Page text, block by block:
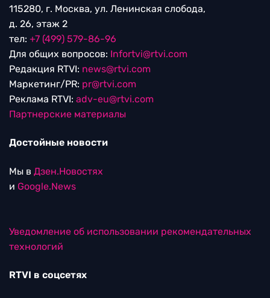
115280, г. Москва, ул. Ленинская слобода,
д. 26, этаж 2
тел: +7 (499) 579-86-96
Для общих вопросов: Infortvi@rtvi.com
Редакция RTVI: news@rtvi.com
Маркетинг/PR: pr@rtvi.com
Реклама RTVI: adv-eu@rtvi.com
Партнерские материалы
Достойные новости
Мы в Дзен.Новостях
и Google.News
Уведомление об использовании рекомендательных
технологий
RTVI в соцсетях